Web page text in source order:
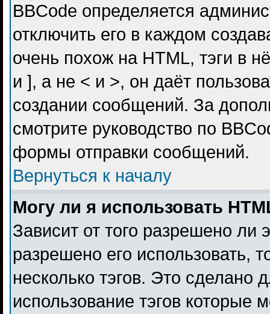
BBCode определяется
отключить его в каждом
очень похож на HTML, тэги в
и ], а не < и >, он даёт
создании сообщений. За
смотрите руководство по
формы отправки сообщений.
Вернуться к началу
Могу ли я использовать
Зависит от того разрешено ли
разрешено его использовать,
несколько тэгов. Это сделано
использование тэгов которые